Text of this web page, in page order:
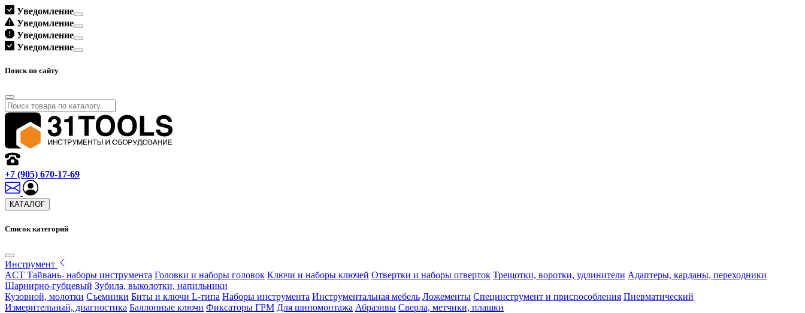
Уведомление
Уведомление
Уведомление
Уведомление
Поиск по сайту
+7 (905) 670-17-69
КАТАЛОГ
Список категорий
Инструмент
ACT Тайвань- наборы инструмента Головки и наборы головок Ключи и наборы ключей Отвертки и наборы отверток Трещотки, воротки, удлинители Адаптеры, карданы, переходники
Шарнирно-губцевый Зубила, выколотки, напильники
Кузовной, молотки Съемники Биты и ключи L-типа Наборы инструмента Инструментальная мебель Ложементы Специнструмент и приспособления Пневматический
Измерительный, диагностика Баллонные ключи Фиксаторы ГРМ Для шиномонтажа Абразивы Сверла, метчики, плашки